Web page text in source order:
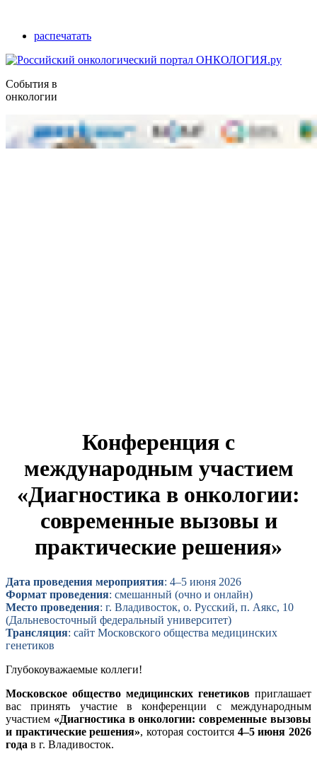
распечатать
События в
онкологии
Конференция с
международным участием
«Диагностика в онкологии:
современные вызовы и
практические решения»
Дата проведения мероприятия: 4–5 июня 2026
Формат проведения: смешанный (очно и онлайн)
Место проведения: г. Владивосток, о. Русский, п. Аякс, 10
(Дальневосточный федеральный университет)
Трансляция: сайт Московского общества медицинских
генетиков
Глубокоуважаемые коллеги!
Московское общество медицинских генетиков приглашает
вас принять участие в конференции с международным
участием «Диагностика в онкологии: современные вызовы
и практические решения», которая состоится 4–5 июня 2026
года в г. Владивосток.